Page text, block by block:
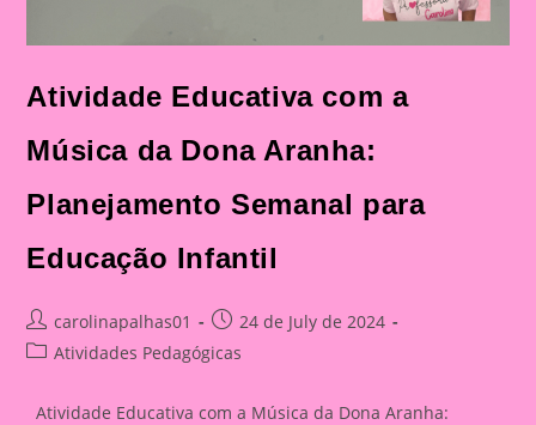
Atividade Educativa com a
Música da Dona Aranha:
Planejamento Semanal para
Educação Infantil
Post
author:
carolinapalhas01
Post
published:
24 de July de 2024
PostAtividades Pedagógicas
Atividade Educativa com a Música da Dona Aranha: